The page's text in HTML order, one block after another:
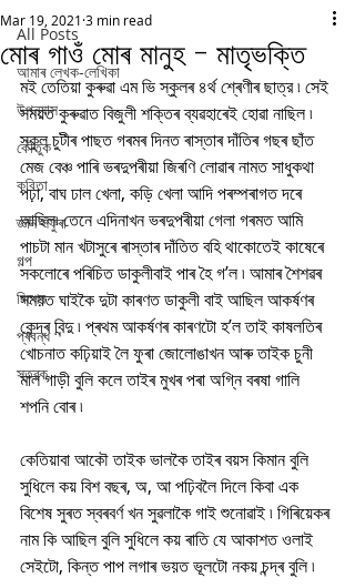
All Posts
আমাৰ লেখক-লেখিকা
উপন্যাস
কৌতুক
কবিতা
জ্ঞান সঁফুৰা
গল্প
বিশেষ
প্ৰবন্ধ
স্তৱক
মোৰ গাওঁ মোৰ মানুহ – মাতৃভক্তি
Mar 19, 2021 3 min read
মই তেতিয়া কুৰুৱা এম ভি স্কুলৰ ৪ৰ্থ শ্ৰেণীৰ ছাত্র ৷ সেই
সময়ত কুৰুৱাত বিজুলী শক্তিৰ ব্যৱহাৰেই হোৱা নাছিল ৷
স্কুল চুটীৰ পাছত গৰমৰ দিনত ৰাস্তাৰ দাঁতিৰ গছৰ ছাঁত
মেজ বেঞ্চ পাৰি ভৰদুপৰীয়া জিৰণি লোৱাৰ নামত সাধুকথা
পঢ়া, বাঘ ঢাল খেলা, কড়ি খেলা আদি পৰম্পৰাগত দৰে
আছিল৷ তেনে এদিনাখন ভৰদুপৰীয়া গেলা গৰমত আমি
পাচটা মান খটাসুৰে ৰাস্তাৰ দাঁতিত বহি থাকোতেই কাষেৰে
সকলোৰে পৰিচিত ডাকুলীবাই পাৰ হৈ গ’ল ৷ আমাৰ শৈশৱৰ
সময়ত ঘাইকৈ দুটা কাৰণত ডাকুলী বাই আছিল আকৰ্ষণৰ
কেন্দ্ৰ বিন্দু ৷ প্ৰথম আকৰ্ষণৰ কাৰণটো হ’ল তাই কাষলতিৰ
খোচনাত কঢ়িয়াই লৈ ফুৰা জোলোঙাখন আৰু তাইক চুনী
মাল গাড়ী বুলি কলে তাইৰ মুখৰ পৰা অগ্নি বৰষা গালি
শপনি বোৰ ৷
কেতিয়াবা আকৌ তাইক ভালকৈ তাইৰ বয়স কিমান বুলি
সুধিলে কয় বিশ বছৰ, অ, আ পঢ়িবলৈ দিলে কিবা এক
বিশেষ সুৰত স্বৰবৰ্ণ খন সুৱলাকৈ গাই শুনোৱাই ৷ গিৰিয়েকৰ
নাম কি আছিল বুলি সুধিলে কয় ৰাতি যে আকাশত ওলাই
সেইটো, কিন্ত পাপ লগাৰ ভয়ত ভূলটো নকয় চন্দ্ৰ বুলি ৷